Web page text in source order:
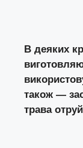
В деяких
також —
трава